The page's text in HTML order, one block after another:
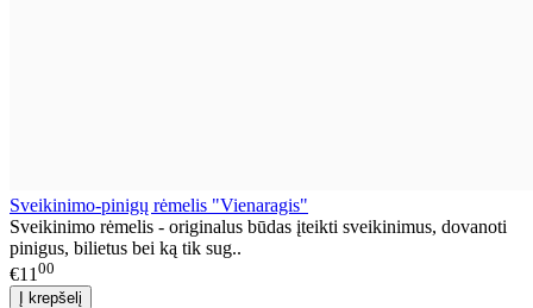
Sveikinimo-pinigų rėmelis "Vienaragis"
Sveikinimo rėmelis - originalus būdas įteikti sveikinimus, dovanoti
pinigus, bilietus bei ką tik sug..
€11 00